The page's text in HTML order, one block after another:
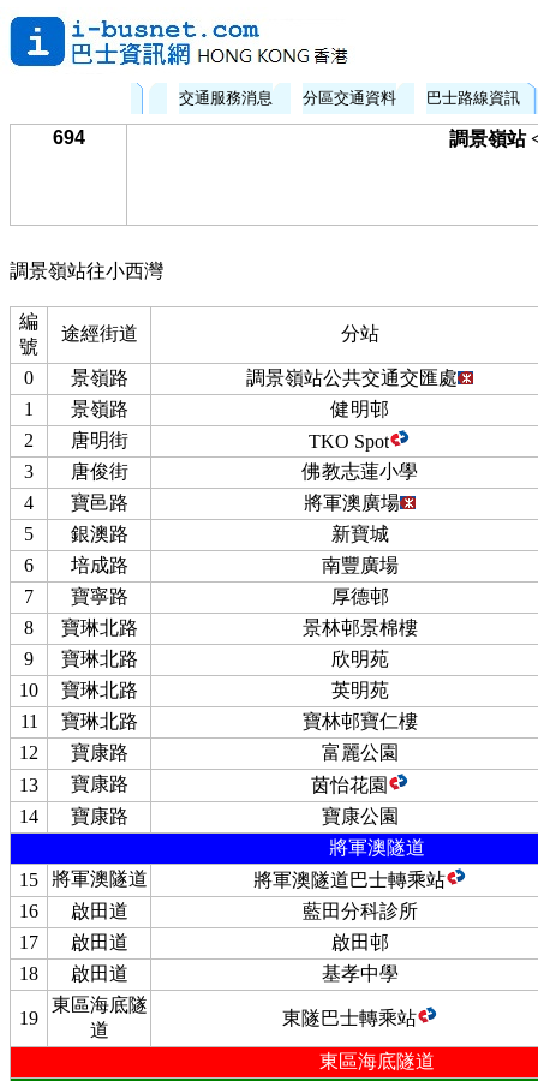
交通服務消息 分區交通資料 巴士路線資訊
694 調景嶺站
調景嶺站往小西灣
編
號
途經街道 分站
0 景嶺路
調景嶺站公共交通交匯處
1
景嶺路
健明邨
2
唐明街
TKO Spot
3
唐俊街
佛教志蓮小學
4
寶邑路
將軍澳廣場
5
銀澳路
新寶城
6
培成路
南豐廣場
7
寶寧路
厚德邨
8
寶琳北路
景林邨景棉樓
9
寶琳北路
欣明苑
10
寶琳北路
英明苑
11
寶琳北路
寶林邨寶仁樓
12
寶康路
富麗公園
13
寶康路
茵怡花園
14
寶康路
寶康公園
將軍澳隧道
15
將軍澳隧道
將軍澳隧道巴士轉乘站
16
啟田道
藍田分科診所
17
啟田道
啟田邨
18
啟田道 基孝中學
19
東區海底隧
道
東隧巴士轉乘站
東區海底隧道